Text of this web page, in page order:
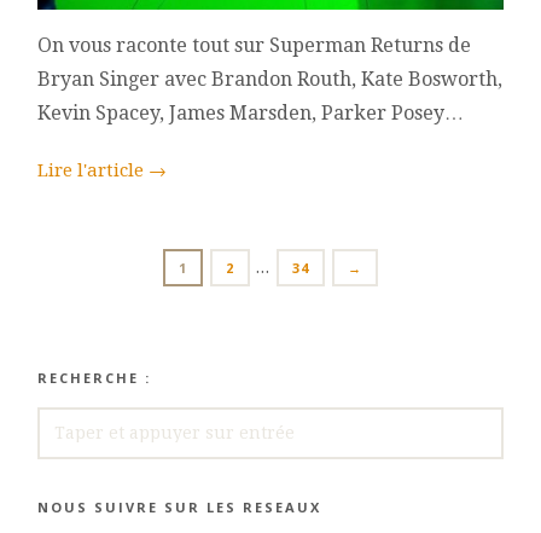
On vous raconte tout sur Superman Returns de
Bryan Singer avec Brandon Routh, Kate Bosworth,
Kevin Spacey, James Marsden, Parker Posey…
Lire l'article →
NAVIGATION
PAGE
1 PAGE
2 … PAGE
34 →
RECHERCHE :
NOUS SUIVRE SUR LES RESEAUX